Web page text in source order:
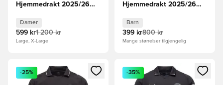
Hjemmedrakt 2025/26
Damer
599 kr1 200 kr
Large, X-Large
Hjemmedrakt 2025/26
Barn
399 kr800 kr
Mange størrelser tilgjengelig
Åpner en Modal for å logge inn eller registrere deg som
-25%
Åpner en Modal for å logge
-35%